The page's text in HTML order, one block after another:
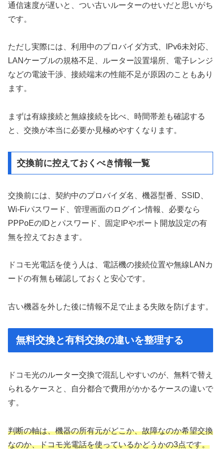
通信速度が遅いと、つい古いルーターのせいだと思いがち
です。
ただし実際には、利用中のプロバイダ方式、IPv6未対応、
LANケーブルの規格不足、ルーター設置場所、電子レンジ
などの電波干渉、接続端末の性能不足が原因のこともあり
ます。
まずは有線接続と無線接続を比べ、時間帯差も確認する
と、交換が本当に必要か見極めやすくなります。
交換前に控えておくべき情報一覧
交換前には、契約中のプロバイダ名、機器型番、SSID、
Wi-Fiパスワード、管理画面のログイン情報、必要なら
PPPoEのIDとパスワード、固定IPやポート開放設定の有
無を控えておきます。
ドコモ光電話を使う人は、電話機の接続位置や無線LANカ
ードの有無も確認しておくと安心です。
古い機器を外した後に情報不足で止まる失敗を防げます。
無料交換と有料交換の違いを整理する
ドコモ光のルーター交換で混乱しやすいのが、無料で替え
られるケースと、自分都合で費用がかかるケースの違いで
す。
判断の軸は、機器の所有元がどこか、故障なのか希望交換
なのか、ドコモ光電話を使っているかどうかの3点です。